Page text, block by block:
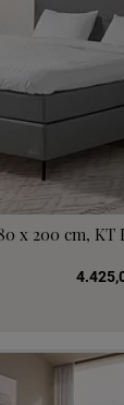
x 200 cm, KT